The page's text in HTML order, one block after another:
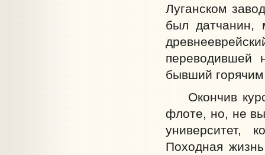
Луганском
был датчанин,
бывший горячим
Окончив курс
флоте, но, не
университет,
Походная